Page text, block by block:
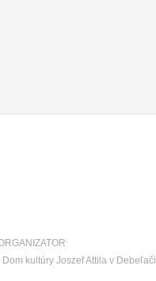
Dom kultúry Joszef Attila v Debeľači